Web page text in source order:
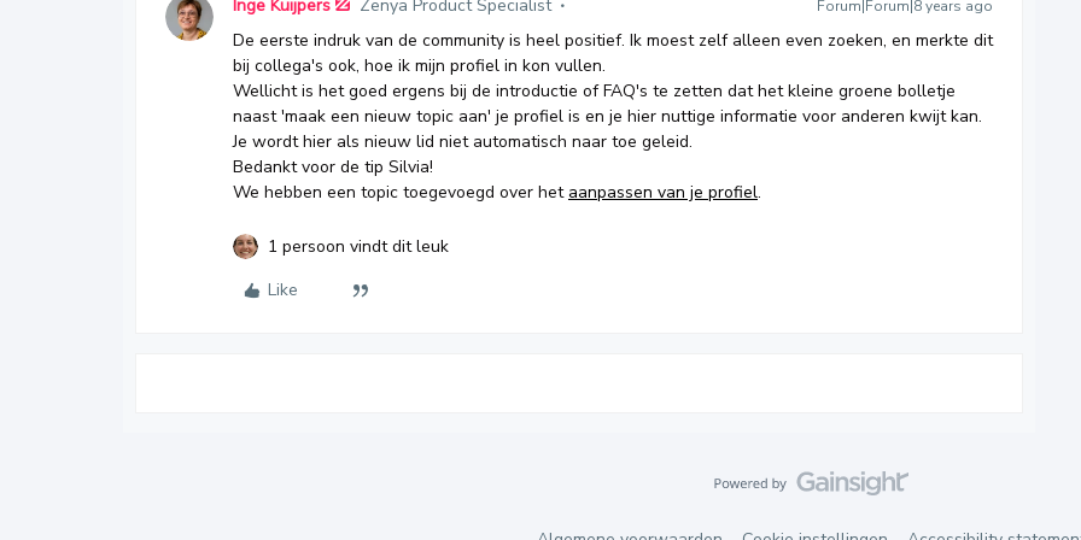
Inge Kuijpers Zenya Product Specialist Forum|Forum|8 years ago
De eerste indruk van de community is heel positief. Ik moest zelf alleen even zoeken, en merkte dit
bij collega's ook, hoe ik mijn profiel in kon vullen.
Wellicht is het goed ergens bij de introductie of FAQ's te zetten dat het kleine groene bolletje
naast 'maak een nieuw topic aan' je profiel is en je hier nuttige informatie voor anderen kwijt kan.
Je wordt hier als nieuw lid niet automatisch naar toe geleid.
Bedankt voor de tip Silvia!
We hebben een topic toegevoegd over het aanpassen van je profiel.
1 persoon vindt dit leuk
Like